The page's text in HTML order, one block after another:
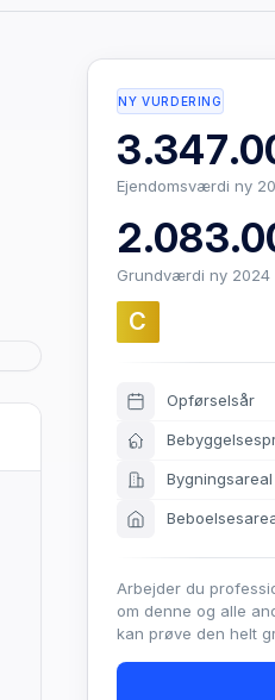
NY VURDERING
Ejendomsværdi ny
Grundværdi ny 2024
C
Opførselsår
Bygningsareal
Arbejder du
om denne og alle
kan prøve den helt